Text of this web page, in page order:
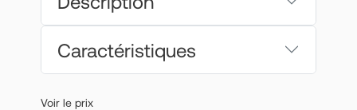
Caractéristiques
Voir le prix